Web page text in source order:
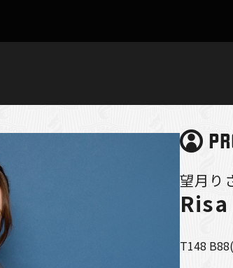
望月り
T148